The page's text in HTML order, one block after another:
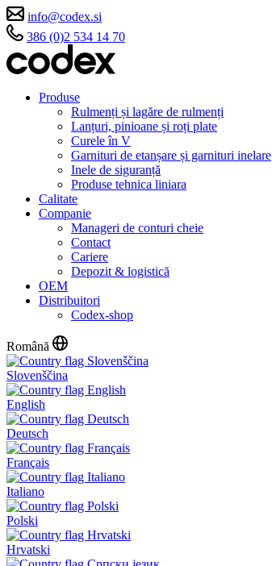
info@codex.si
386 (0)2 534 14 70
Produse
Rulmenți și lagăre de rulmenți
Lanțuri, pinioane și roți plate
Curele în V
Garnituri de etanșare și garnituri inelare
Inele de siguranță
Produse tehnica liniara
Calitate
Companie
Manageri de conturi cheie
Contact
Cariere
Depozit & logistică
OEM
Distribuitori
Codex-shop
Română
Slovenščina
English
Deutsch
Français
Italiano
Polski
Hrvatski